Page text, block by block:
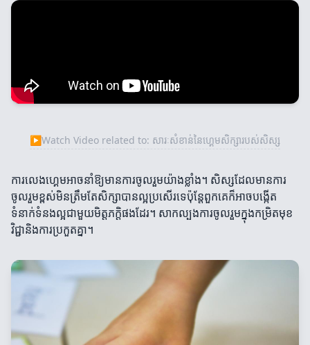
▶Watch Video related to: សារៈសំខាន់នៃហ្គេមសិក្សារបស់សិស្ស
ការលេងហ្គេមអាចនាំឱ្យមានការចូលរួមយ៉ាងខ្លាំង។ សិស្សដែលមានការ
ចូលរួមខ្ពស់មិនត្រឹមតែសិក្សាបានល្អប្រសើរទេប៉ុន្តែពួកគេក៏អាចបង្កើត
ទំនាក់ទំនងល្អជាមួយមិត្តភក្តិផងដែរ។ សាកល្បងការចូលរួមក្នុងកម្រិតមុខ
វិជ្ជានិងការប្រកួតគ្នា។